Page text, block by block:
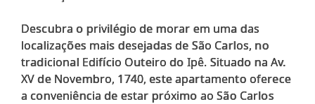
Descubra o privilégio de morar em uma das
localizações mais desejadas de São Carlos, no
tradicional Edifício Outeiro do Ipê. Situado na Av.
XV de Novembro, 1740, este apartamento oferece
a conveniência de estar próximo ao São Carlos